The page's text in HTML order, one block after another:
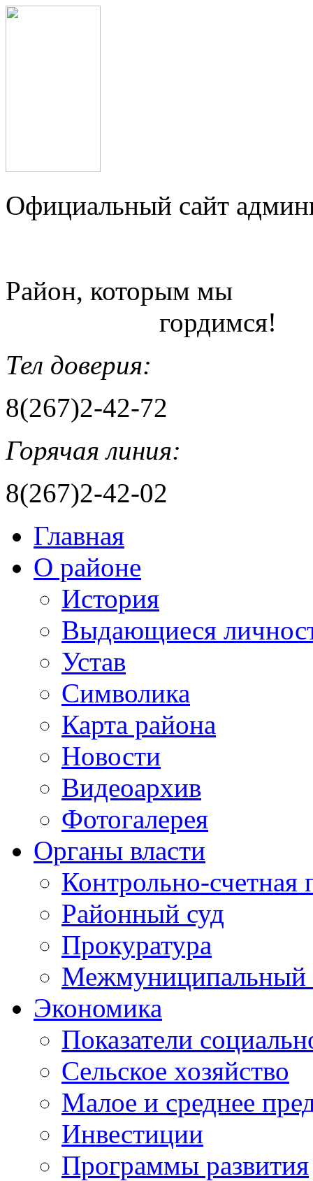
Официальный сайт
Район, которым мы
гордимся!
Тел доверия:
8(267)2-42-72
Горячая линия:
8(267)2-42-02
Главная
О районе
История
Выдающиеся
Устав
Символика
Карта района
Новости
Видеоархив
Фотогалерея
Органы власти
Контрольно-счетная
Районный суд
Прокуратура
Межмуниципальный
Экономика
Показатели
Сельское хозяйство
Малое и среднее
Инвестиции
Программы развития